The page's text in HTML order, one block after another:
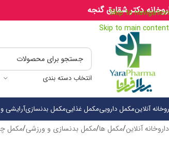
Skip to navigation
Skip to main content
دکتر شقایق گنجه
انتخاب دسته بندی
آنلاینمکمل داروییمکمل غذاییمکمل بدنسازیآرایشی
داروخانه آنلاین/مکمل ها/مکمل بدنسازی و ورزشی/مکمل‌